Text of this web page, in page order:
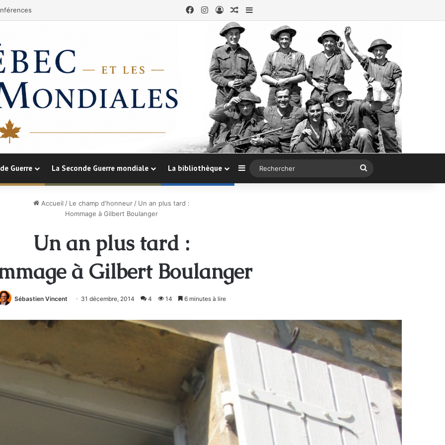
Facebook
InstagramConnexion
Article au hasard
Sidebar (barre latérale)
Guerre La Seconde Guerre mondiale La bibliothèque Sidebar (barre latérale)
Accueil / Le champ d'honneur / Un an plus tard :
Hommage à Gilbert Boulanger
Un an plus tard :
à Gilbert Boulanger
Sébastien Vincent 31 décembre, 2014 4 14 6 minutes à lire